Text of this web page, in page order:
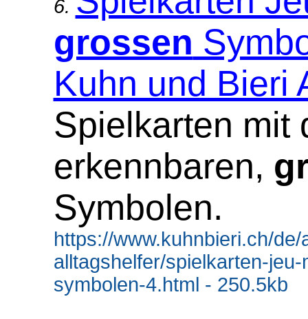
6.
grossen
Kuhn und Bieri
Spielkarten mit
erkennbaren,
Symbolen.
https://www.kuhnbieri.ch/
alltagshelfer/spielkarten-
symbolen-4.html - 250.5kb